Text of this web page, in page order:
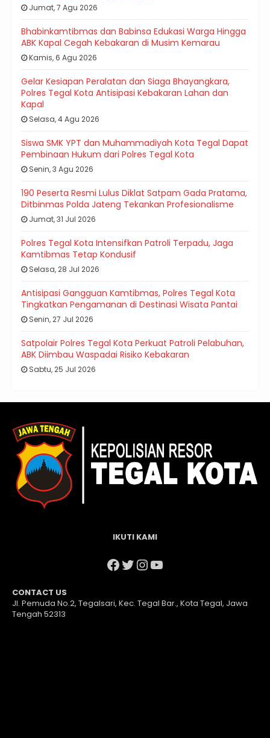
Jumat, 7 Agu 2026
Bhabinkamtibmas dan Babinsa Edukasi Warga Hingga
ABK Kapal Cegah Kebakaran di Musim Kemarau
Kamis, 6 Agu 2026
Gelar Kesiapan Peralatan dan Siaga Bhayangkara,
Polres Tegal Kota Antisipasi Kebakaran Lahan dan
Kapal
Selasa, 4 Agu 2026
Siswa SMK YPT dan Muhammadiyah Kota Tegal Dapat
Pembinaan Hukum dari Polres Tegal Kota
Senin, 3 Agu 2026
190 Peserta Resmi Lulus Diklat Satpam Gada Pratama,
Ditbinmas Polda Jateng Tekankan Profesionalisme
Jumat, 31 Jul 2026
Polres Tegal Kota Intensifkan Patroli Terpadu, Jaga
Kamtibmas Tetap Kondusif
Selasa, 28 Jul 2026
Antisipasi Gangguan Kamtibmas, Polres Tegal Kota
Tingkatkan Pengamanan di Destinasi Wisata Pantai
Senin, 27 Jul 2026
Satpolair Polres Tegal Kota Perkuat Patroli Pelabuhan,
ABK Diimbau Waspadai Risiko Kebakaran
Sabtu, 25 Jul 2026
IKUTI KAMI
Facebook
Twitter
Instagram
YouTube
CONTACT US
Jl. Pemuda No.2, Tegalsari, Kec. Tegal Bar., Kota Tegal, Jawa
Tengah 52313